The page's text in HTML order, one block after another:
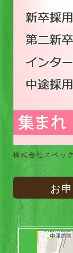
株式会社スペッ
お